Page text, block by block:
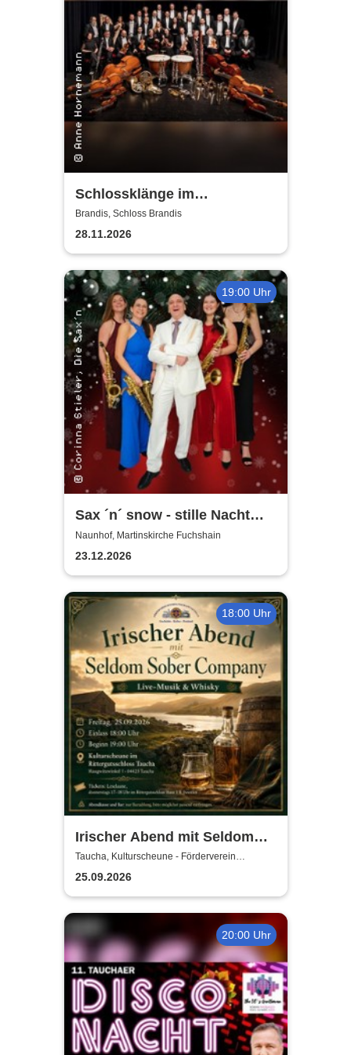
Schlossklänge im
Kerzenschein -
Adventskonzert
Brandis, Schloss Brandis
28.11.2026
19:00 Uhr
Sax ´n´ snow - stille Nacht
war gestern
Naunhof, Martinskirche Fuchshain
23.12.2026
18:00 Uhr
Irischer Abend mit Seldom
Sober Company | Live-Musik
& Whisky in der
Kulturscheune Taucha
Taucha, Kulturscheune - Förderverein
Rittergutschloss Taucha e.V.
25.09.2026
20:00 Uhr